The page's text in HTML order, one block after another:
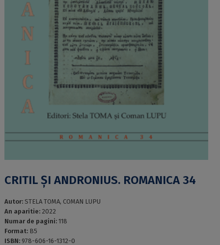
CRITIL ȘI ANDRONIUS. ROMANICA 34
Autor: STELA TOMA, COMAN LUPU
An aparitie: 2022
Numar de pagini: 118
Format: B5
ISBN: 978-606-16-1312-0